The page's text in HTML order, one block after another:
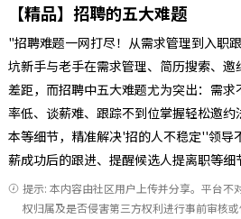
【精品】招聘的五大难题
"招聘难题一网打尽！从需求管理到入职
坑新手与老手在需求管理、简历搜索、
差距，而招聘中五大难题尤为突出：需
率低、谈薪难、跟踪不到位掌握轻松邀
本等细节，精准解决'招的人不稳定''领导
薪成功后的跟进、提醒候选人提离职等
提示: 本内容由社区用户上传并分享。平台不
权归属及是否侵害第三方权利进行事前审核